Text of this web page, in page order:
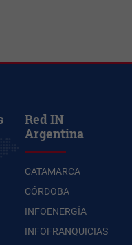
Red IN
Argentina
CATAMARCA
CÓRDOBA
INFOENERGÍA
INFOFRANQUICIAS